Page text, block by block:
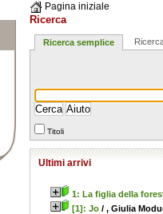
Pagina iniziale
Ricerca
Ricerca semplice
Titoli
Ultimi arrivi
1: La figlia della
[1]: Jo / , Giulia